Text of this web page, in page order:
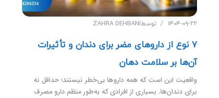
۱۴۰۴-۰۹-۲۲ توسطZAHRA DEHBANI
۷ نوع از داروهای مضر برای دندان و تأثیرات
آن‌ها بر سلامت دهان
واقعیت این است که همه داروها بی‌خطر نیستند؛ حداقل نه
برای دندان‌ها. بسیاری از افرادی که به‌طور منظم دارو مصرف